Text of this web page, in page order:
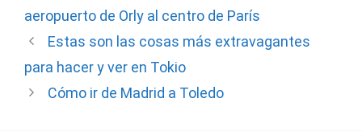
aeropuerto de Orly al centro de París
Estas son las cosas más extravagantes
para hacer y ver en Tokio
Cómo ir de Madrid a Toledo